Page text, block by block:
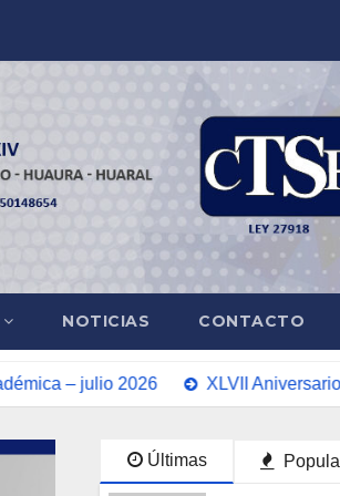
NOTICIAS CONTACTO
– julio 2026 XLVII Aniversario
Últimas